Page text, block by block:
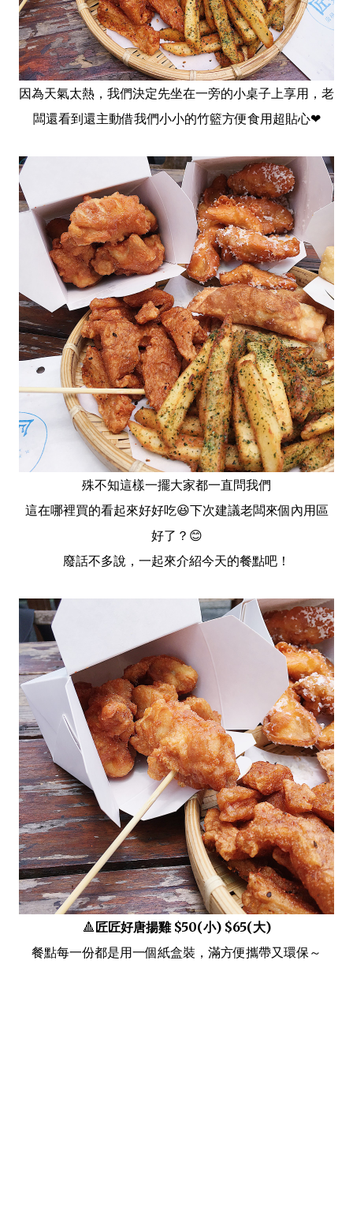
因為天氣太熱，我們決定先坐在一旁的小桌子上享用，老
闆還看到還主動借我們小小的竹籃方便食用超貼心❤
殊不知這樣一擺大家都一直問我們
這在哪裡買的看起來好好吃😆下次建議老闆來個內用區
好了？😊
廢話不多說，一起來介紹今天的餐點吧！
🔺 匠匠好唐揚雞 $50(小) $65(大)
餐點每一份都是用一個紙盒裝，滿方便攜帶又環保～